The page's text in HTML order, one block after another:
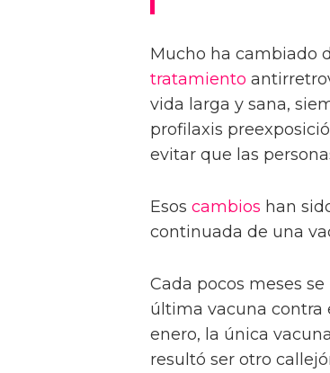
Mucho ha cambiado
tratamiento
vida larga y sana,
profilaxis
evitar que las
Esos cambios han
continuada de una
Cada pocos meses
última vacuna contra
enero, la única
resultó ser otro